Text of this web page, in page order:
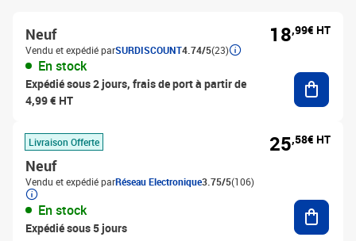
Neuf
Vendu et expédié parSURDISCOUNT4.74/5(23)
En stock
Expédié sous 2 jours, frais de port à partir de
4,99 € HT
18,99€ HT
Livraison Offerte
Neuf
Vendu et expédié parRéseau Electronique3.75/5(106)
En stock
Expédié sous 5 jours
25,58€ HT